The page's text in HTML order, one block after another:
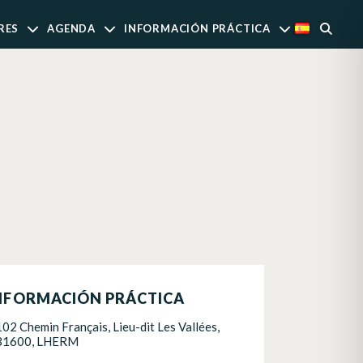
AGENDA INFORMACIÓN PRÁCTICA
PRÁCTICA
Chemin Français, Lieu-dit Les Vallées,
LHERM